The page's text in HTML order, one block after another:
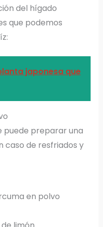
del hígado
que podemos
japonesa que
puede preparar una
caso de resfriados y
en polvo